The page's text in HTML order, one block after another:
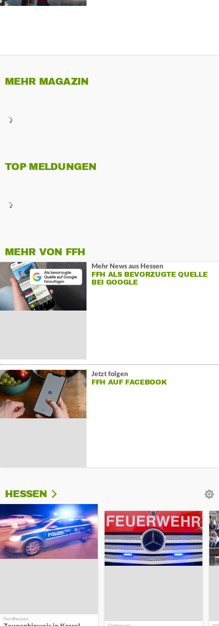
MEHR MAGAZIN
TOP MELDUNGEN
MEHR VON FFH
Mehr News aus Hessen
FFH ALS BEVORZUGTE QUELLE
BEI GOOGLE
Jetzt folgen
FFH AUF FACEBOOK
HESSEN